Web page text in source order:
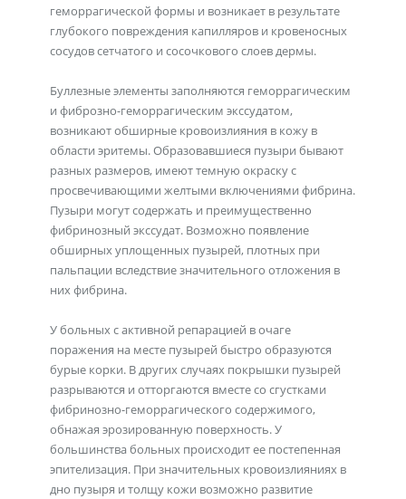
геморрагической формы и возникает в результате
глубокого повреждения капилляров и кровеносных
сосудов сетчатого и сосочкового слоев дермы.
Буллезные элементы заполняются геморрагическим
и фиброзно-геморрагическим экссудатом,
возникают обширные кровоизлияния в кожу в
области эритемы. Образовавшиеся пузыри бывают
разных размеров, имеют темную окраску с
просвечивающими желтыми включениями фибрина.
Пузыри могут содержать и преимущественно
фибринозный экссудат. Возможно появление
обширных уплощенных пузырей, плотных при
пальпации вследствие значительного отложения в
них фибрина.
У больных с активной репарацией в очаге
поражения на месте пузырей быстро образуются
бурые корки. В других случаях покрышки пузырей
разрываются и отторгаются вместе со сгустками
фибринозно-геморрагического содержимого,
обнажая эрозированную поверхность. У
большинства больных происходит ее постепенная
эпителизация. При значительных кровоизлияниях в
дно пузыря и толщу кожи возможно развитие